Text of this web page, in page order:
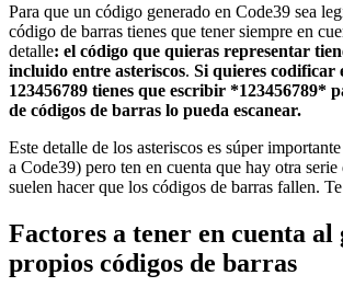
Para que un código generado en Code39 sea
código de barras tienes que tener siempre en
detalle: el código que quieras representar
incluido entre asteriscos. Si quieres codificar
123456789 tienes que escribir *123456789*
de códigos de barras lo pueda escanear.
Este detalle de los asteriscos es súper
a Code39) pero ten en cuenta que hay otra serie
suelen hacer que los códigos de barras fallen.
Factores a tener en cuenta al
propios códigos de barras